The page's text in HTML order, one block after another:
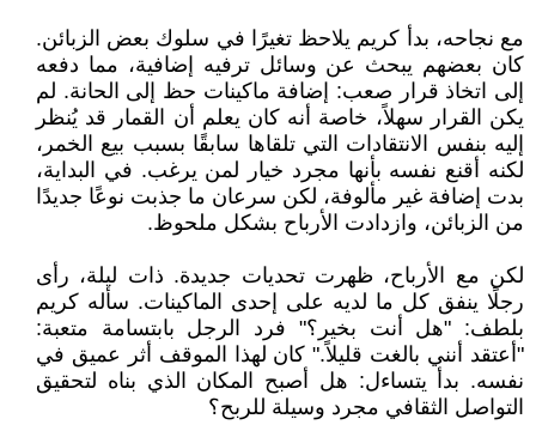
مع نجاحه، بدأ كريم يلاحظ تغيرًا في سلوك بعض الزبائن.
كان بعضهم يبحث عن وسائل ترفيه إضافية، مما دفعه
إلى اتخاذ قرار صعب: إضافة ماكينات حظ إلى الحانة. لم
يكن القرار سهلاً، خاصة أنه كان يعلم أن القمار قد يُنظر
إليه بنفس الانتقادات التي تلقاها سابقًا بسبب بيع الخمر،
لكنه أقنع نفسه بأنها مجرد خيار لمن يرغب. في البداية،
بدت إضافة غير مألوفة، لكن سرعان ما جذبت نوعًا جديدًا
من الزبائن، وازدادت الأرباح بشكل ملحوظ.
لكن مع الأرباح، ظهرت تحديات جديدة. ذات ليلة، رأى
رجلًا ينفق كل ما لديه على إحدى الماكينات. سأله كريم
بلطف: "هل أنت بخير؟" فرد الرجل بابتسامة متعبة:
"أعتقد أنني بالغت قليلاً." كان لهذا الموقف أثر عميق في
نفسه. بدأ يتساءل: هل أصبح المكان الذي بناه لتحقيق
التواصل الثقافي مجرد وسيلة للربح؟